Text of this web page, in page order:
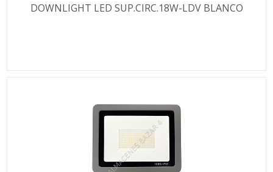
DOWNLIGHT LED SUP.CIRC.18W-LDV BLANCO